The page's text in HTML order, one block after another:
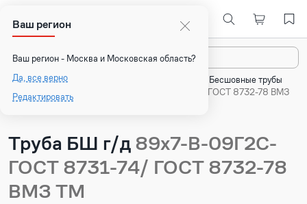
Ваш регион
Ваш регион - Москва и Московская область?
Да, все верно
Редактировать
Назад
Главная
Каталог
Бесшовные трубы
Труба БШ г/д 89х7-В-09Г2С- ГОСТ 8731-74/ ГОСТ 8732-78 ВМЗ
ТМ
Труба БШ г/д 89х7-В-09Г2С-
ГОСТ 8731-74/ ГОСТ 8732-78
ВМЗ ТМ